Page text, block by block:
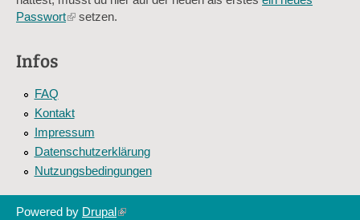
Passwort(linksetzen.
Infos
FAQ
Kontakt
Impressum
Datenschutzerklärung
Nutzungsbedingungen
Powered by Drupal(link